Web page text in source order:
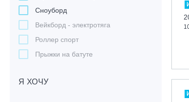
Сноуборд
Вейкборд - электротяга
Роллер спорт
Прыжки на батуте
Лонгбординг
Я ХОЧУ